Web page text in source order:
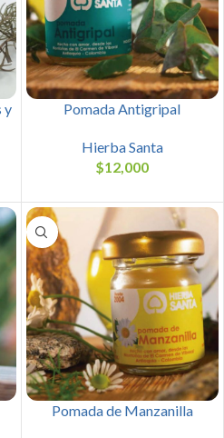
y
Pomada Antigripal
Hierba Santa
$12,000
Pomada de Manzanilla